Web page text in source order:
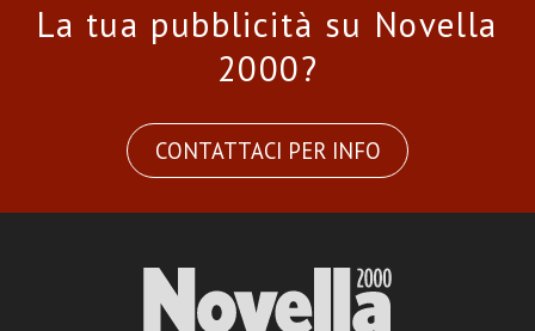
La tua pubblicità su Novella
2000?
CONTATTACI PER INFO